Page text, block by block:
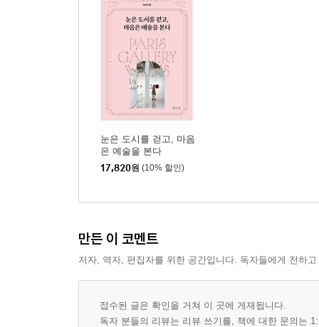
눈은 도시를 걷고, 마음
은 예술을 본다
17,820원 (10% 할인)
만든 이 코멘트
저자, 역자, 편집자를 위한 공간입니다. 독자들에게 전하
접수된 글은 확인을 거쳐 이 곳에 게재됩니다.
독자 분들의 리뷰는 리뷰 쓰기를, 책에 대한 문의는